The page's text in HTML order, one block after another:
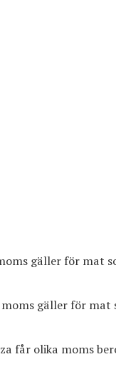
gäller för mat
gäller för mat
får olika moms